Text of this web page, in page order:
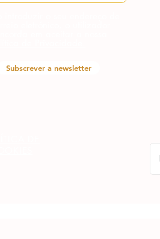
Subscrever a newsletter